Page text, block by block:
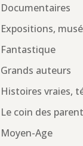
Documentaires
Expositions,
Fantastique
Grands auteurs
Histoires vraies,
Le coin des
Moyen-Age